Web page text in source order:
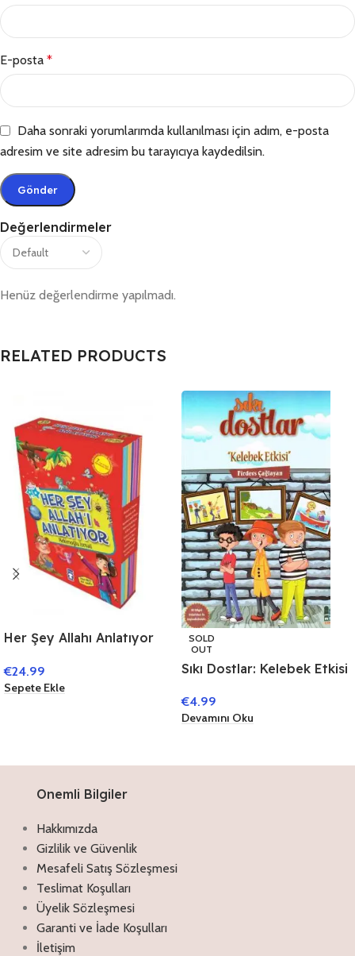
Değerlendirmeler
Henüz değerlendirme yapılmadı.
E-posta *
Daha sonraki yorumlarımda kullanılması için adım, e-posta
adresim ve site adresim bu tarayıcıya kaydedilsin.
RELATED PRODUCTS
Her Şey Allahı Anlatıyor
€24.99
Sepete Ekle
SOLD
OUT
Sıkı Dostlar: Kelebek Etkisi
€4.99
Devamını Oku
Onemli Bilgiler
Hakkımızda
Gizlilik ve Güvenlik
Mesafeli Satış Sözleşmesi
Teslimat Koşulları
Üyelik Sözleşmesi
Garanti ve İade Koşulları
İletişim